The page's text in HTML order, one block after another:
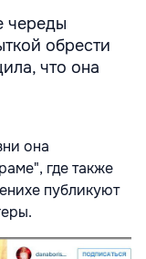
череды
обрести
что она
она
где также
публикуют